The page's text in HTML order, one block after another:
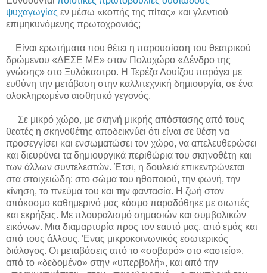
ψυχαγωγίας εν μέσω «κοπής της πίτας» και γλεντιού
επιμηκυνόμενης πρωτοχρονιάς;
Είναι ερωτήματα που θέτει η παρουσίαση του θεατρικού
δρώμενου «ΔΕΣΕ ΜΕ» στον Πολυχώρο «Δένδρο της
γνώσης» στο Ξυλόκαστρο. Η Τερέζα Λουίζου παράγει με
ευθύνη την μετάβαση στην καλλιτεχνική δημιουργία, σε ένα
ολοκληρωμένο αισθητικό γεγονός.
Σε μικρό χώρο, με σκηνή μικρής απόστασης από τους
θεατές η σκηνοθέτης αποδεικνύει ότι είναι σε θέση να
προσεγγίσει και ενσωματώσει τον χώρο, να απελευθερώσει
και διευρύνει τα δημιουργικά περιθώρια του σκηνοθέτη και
των άλλων συντελεστών. Έτσι, η δουλειά επικεντρώνεται
στα στοιχειώδη: στο σώμα του ηθοποιού, την φωνή, την
κίνηση, το πνεύμα του και την φαντασία. Η ζωή στον
απόκοσμο καθημερινό μας κόσμο παραδόθηκε με σιωπές
και εκρήξεις. Με πλουραλισμό σημασιών και συμβολικών
εικόνων. Μια διαμαρτυρία προς τον εαυτό μας, από εμάς και
από τους άλλους. Ένας μικροκοινωνικός εσωτερικός
διάλογος. Οι μεταβάσεις από το «σοβαρό» στο «αστείο»,
από το «δεδομένο» στην «υπερβολή», και από την